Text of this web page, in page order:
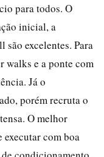
para todos. O
inicial, a
são excelentes. Para
walks e a ponte com
Já o
porém recruta o
O melhor
executar com boa